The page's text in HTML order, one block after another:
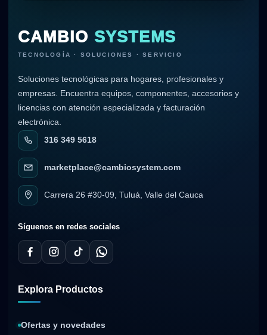
CAMBIO SYSTEMS
TECNOLOGÍA · SOLUCIONES · SERVICIO
Soluciones tecnológicas para hogares, profesionales y
empresas. Encuentra equipos, componentes, accesorios y
licencias con atención especializada y facturación
electrónica.
316 349 5618
marketplace@cambiosystem.com
Carrera 26 #30-09, Tuluá, Valle del Cauca
Síguenos en redes sociales
Explora Productos
Ofertas y novedades